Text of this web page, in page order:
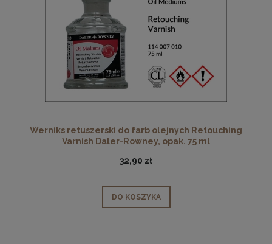
Werniks retuszerski do farb olejnych Retouching
Varnish Daler-Rowney, opak. 75 ml
32,90 zł
DO KOSZYKA